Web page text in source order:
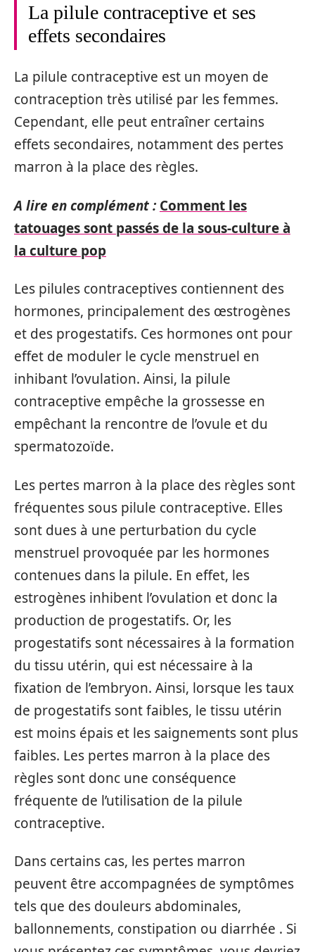
La pilule contraceptive et ses
effets secondaires
La pilule contraceptive est un moyen de
contraception très utilisé par les femmes.
Cependant, elle peut entraîner certains
effets secondaires, notamment des pertes
marron à la place des règles.
A lire en complément : Comment les
tatouages sont passés de la sous-culture à
la culture pop
Les pilules contraceptives contiennent des
hormones, principalement des œstrogènes
et des progestatifs. Ces hormones ont pour
effet de moduler le cycle menstruel en
inhibant l’ovulation. Ainsi, la pilule
contraceptive empêche la grossesse en
empêchant la rencontre de l’ovule et du
spermatozoïde.
Les pertes marron à la place des règles sont
fréquentes sous pilule contraceptive. Elles
sont dues à une perturbation du cycle
menstruel provoquée par les hormones
contenues dans la pilule. En effet, les
estrogènes inhibent l’ovulation et donc la
production de progestatifs. Or, les
progestatifs sont nécessaires à la formation
du tissu utérin, qui est nécessaire à la
fixation de l’embryon. Ainsi, lorsque les taux
de progestatifs sont faibles, le tissu utérin
est moins épais et les saignements sont plus
faibles. Les pertes marron à la place des
règles sont donc une conséquence
fréquente de l’utilisation de la pilule
contraceptive.
Dans certains cas, les pertes marron
peuvent être accompagnées de symptômes
tels que des douleurs abdominales,
ballonnements, constipation ou diarrhée . Si